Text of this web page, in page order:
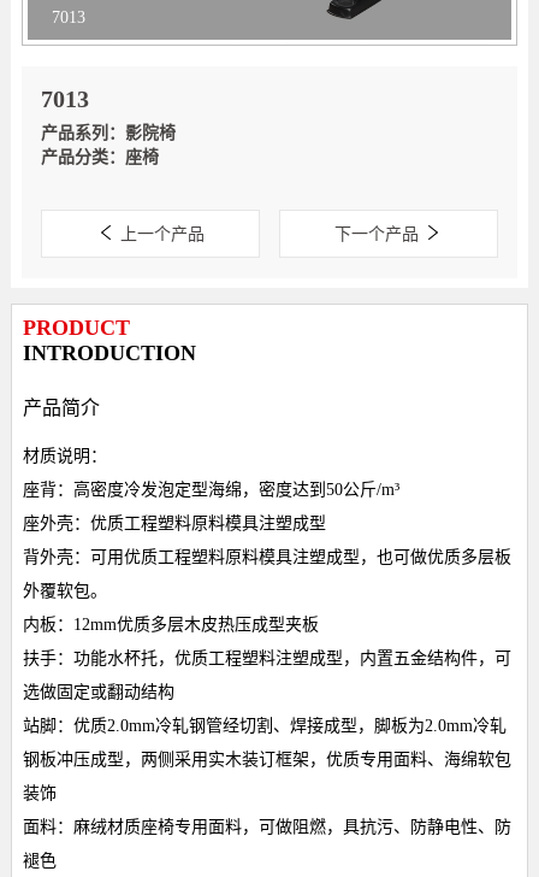
7013
7013
产品系列：影院椅
产品分类：座椅
上一个产品 下一个产品
PRODUCT
INTRODUCTION
产品简介
材质说明：
座背：高密度冷发泡定型海绵，密度达到50公斤/m³
座外壳：优质工程塑料原料模具注塑成型
背外壳：可用优质工程塑料原料模具注塑成型，也可做优质多层板
外覆软包。
内板：12mm优质多层木皮热压成型夹板
扶手：功能水杯托，优质工程塑料注塑成型，内置五金结构件，可
选做固定或翻动结构
站脚：优质2.0mm冷轧钢管经切割、焊接成型，脚板为2.0mm冷轧
钢板冲压成型，两侧采用实木装订框架，优质专用面料、海绵软包
装饰
面料：麻绒材质座椅专用面料，可做阻燃，具抗污、防静电性、防
褪色